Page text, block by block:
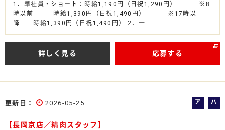
1．準社員・ショート：時給1,190円（日祝1,290円） ※8
時以前 時給1,390円（日祝1,490円） ※17時以
降 時給1,390円（日祝1,490円） 2．一…
詳しく見る 応募する
更新日 2026-05-25
ア
ル
パ
ー
【長岡京店／精肉スタッフ】